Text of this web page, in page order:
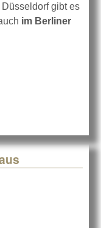
gibt es
im Berliner